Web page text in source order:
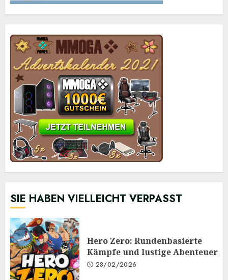
SIE HABEN VIELLEICHT VERPASST
Hero Zero: Rundenbasierte
Kämpfe und lustige Abenteuer
28/02/2026